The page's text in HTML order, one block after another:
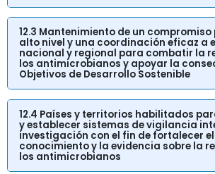
12.3 Mantenimiento de un
alto nivel y una coordinación eficaz a
nacional y regional para combatir la
los antimicrobianos y apoyar la
Objetivos de Desarrollo Sostenible
12.4 Países y territorios habilitados
y establecer sistemas de vigilancia
investigación con el fin de fortalecer el
conocimiento y la evidencia sobre la
los antimicrobianos